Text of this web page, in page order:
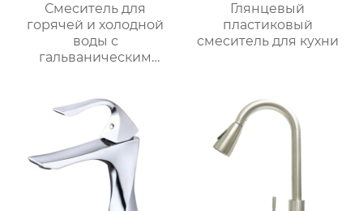
Смеситель для
горячей и холодной
воды с
гальваническим
Глянцевый
пластиковый
смеситель для кухни